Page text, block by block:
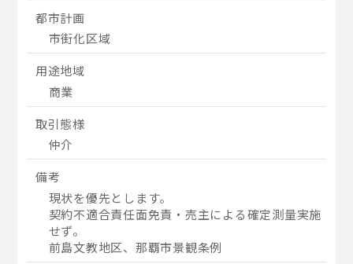
都市計画
市街化区域
用途地域
商業
取引態様
仲介
備考
現状を優先とします。
契約不適合責任面免責・売主による確定測量実施
せず。
前島文教地区、那覇市景観条例